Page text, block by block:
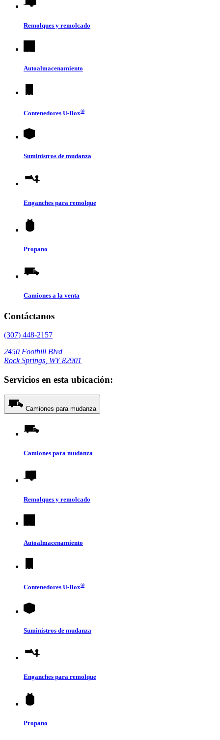
Remolques y remolcado
Autoalmacenamiento
Contenedores U-Box®
Suministros de mudanza
Enganches para remolque
Propano
Camiones a la venta
Contáctanos
(307) 448-2157
2450 Foothill Blvd
Rock Springs, WY 82901
Servicios en esta ubicación:
Camiones para mudanza
Camiones para mudanza
Remolques y remolcado
Autoalmacenamiento
Contenedores U-Box®
Suministros de mudanza
Enganches para remolque
Propano